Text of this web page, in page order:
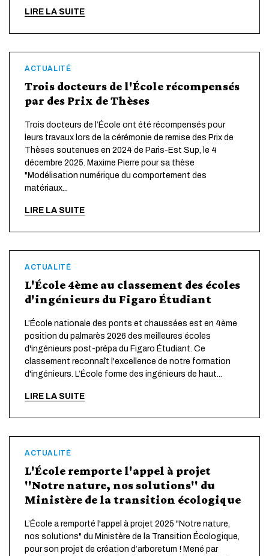
LIRE LA SUITE
ACTUALITÉ
Trois docteurs de l'École récompensés
par des Prix de Thèses
Trois docteurs de l’École ont été récompensés pour
leurs travaux lors de la cérémonie de remise des Prix de
Thèses soutenues en 2024 de Paris-Est Sup, le 4
décembre 2025. Maxime Pierre pour sa thèse
"Modélisation numérique du comportement des
matériaux...
LIRE LA SUITE
ACTUALITÉ
L'École 4ème au classement des écoles
d'ingénieurs du Figaro Étudiant
L’École nationale des ponts et chaussées est en 4ème
position du palmarès 2026 des meilleures écoles
d'ingénieurs post-prépa du Figaro Étudiant. Ce
classement reconnaît l'excellence de notre formation
d'ingénieurs. L’École forme des ingénieurs de haut...
LIRE LA SUITE
ACTUALITÉ
L'École remporte l'appel à projet
"Notre nature, nos solutions" du
Ministère de la transition écologique
L’École a remporté l'appel à projet 2025 "Notre nature,
nos solutions" du Ministère de la Transition Écologique,
pour son projet de création d’arboretum ! Mené par